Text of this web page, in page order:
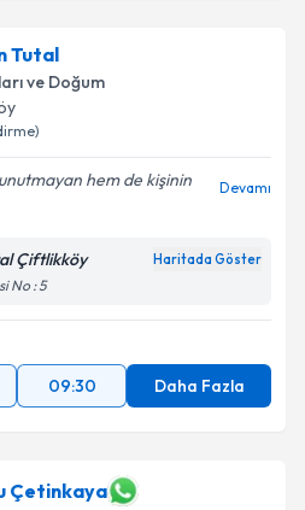
Tutal
ve Doğum
hem de kişinin
Devamı
Çiftlikköy Haritada Göster
No : 5
09:30 Daha Fazla
Çetinkaya